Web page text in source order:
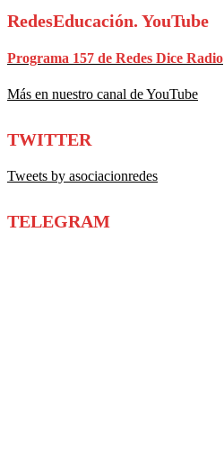
RedesEducación. YouTube
Programa 157 de Redes Dice Radio
Más en nuestro canal de YouTube
TWITTER
Tweets by asociacionredes
TELEGRAM